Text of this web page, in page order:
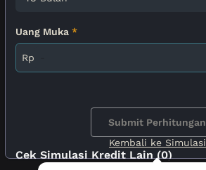
Uang Muka*
Rp
Submit Perhitungan
Kembali ke Simulasi
Cek Simulasi Kredit Lain (0)